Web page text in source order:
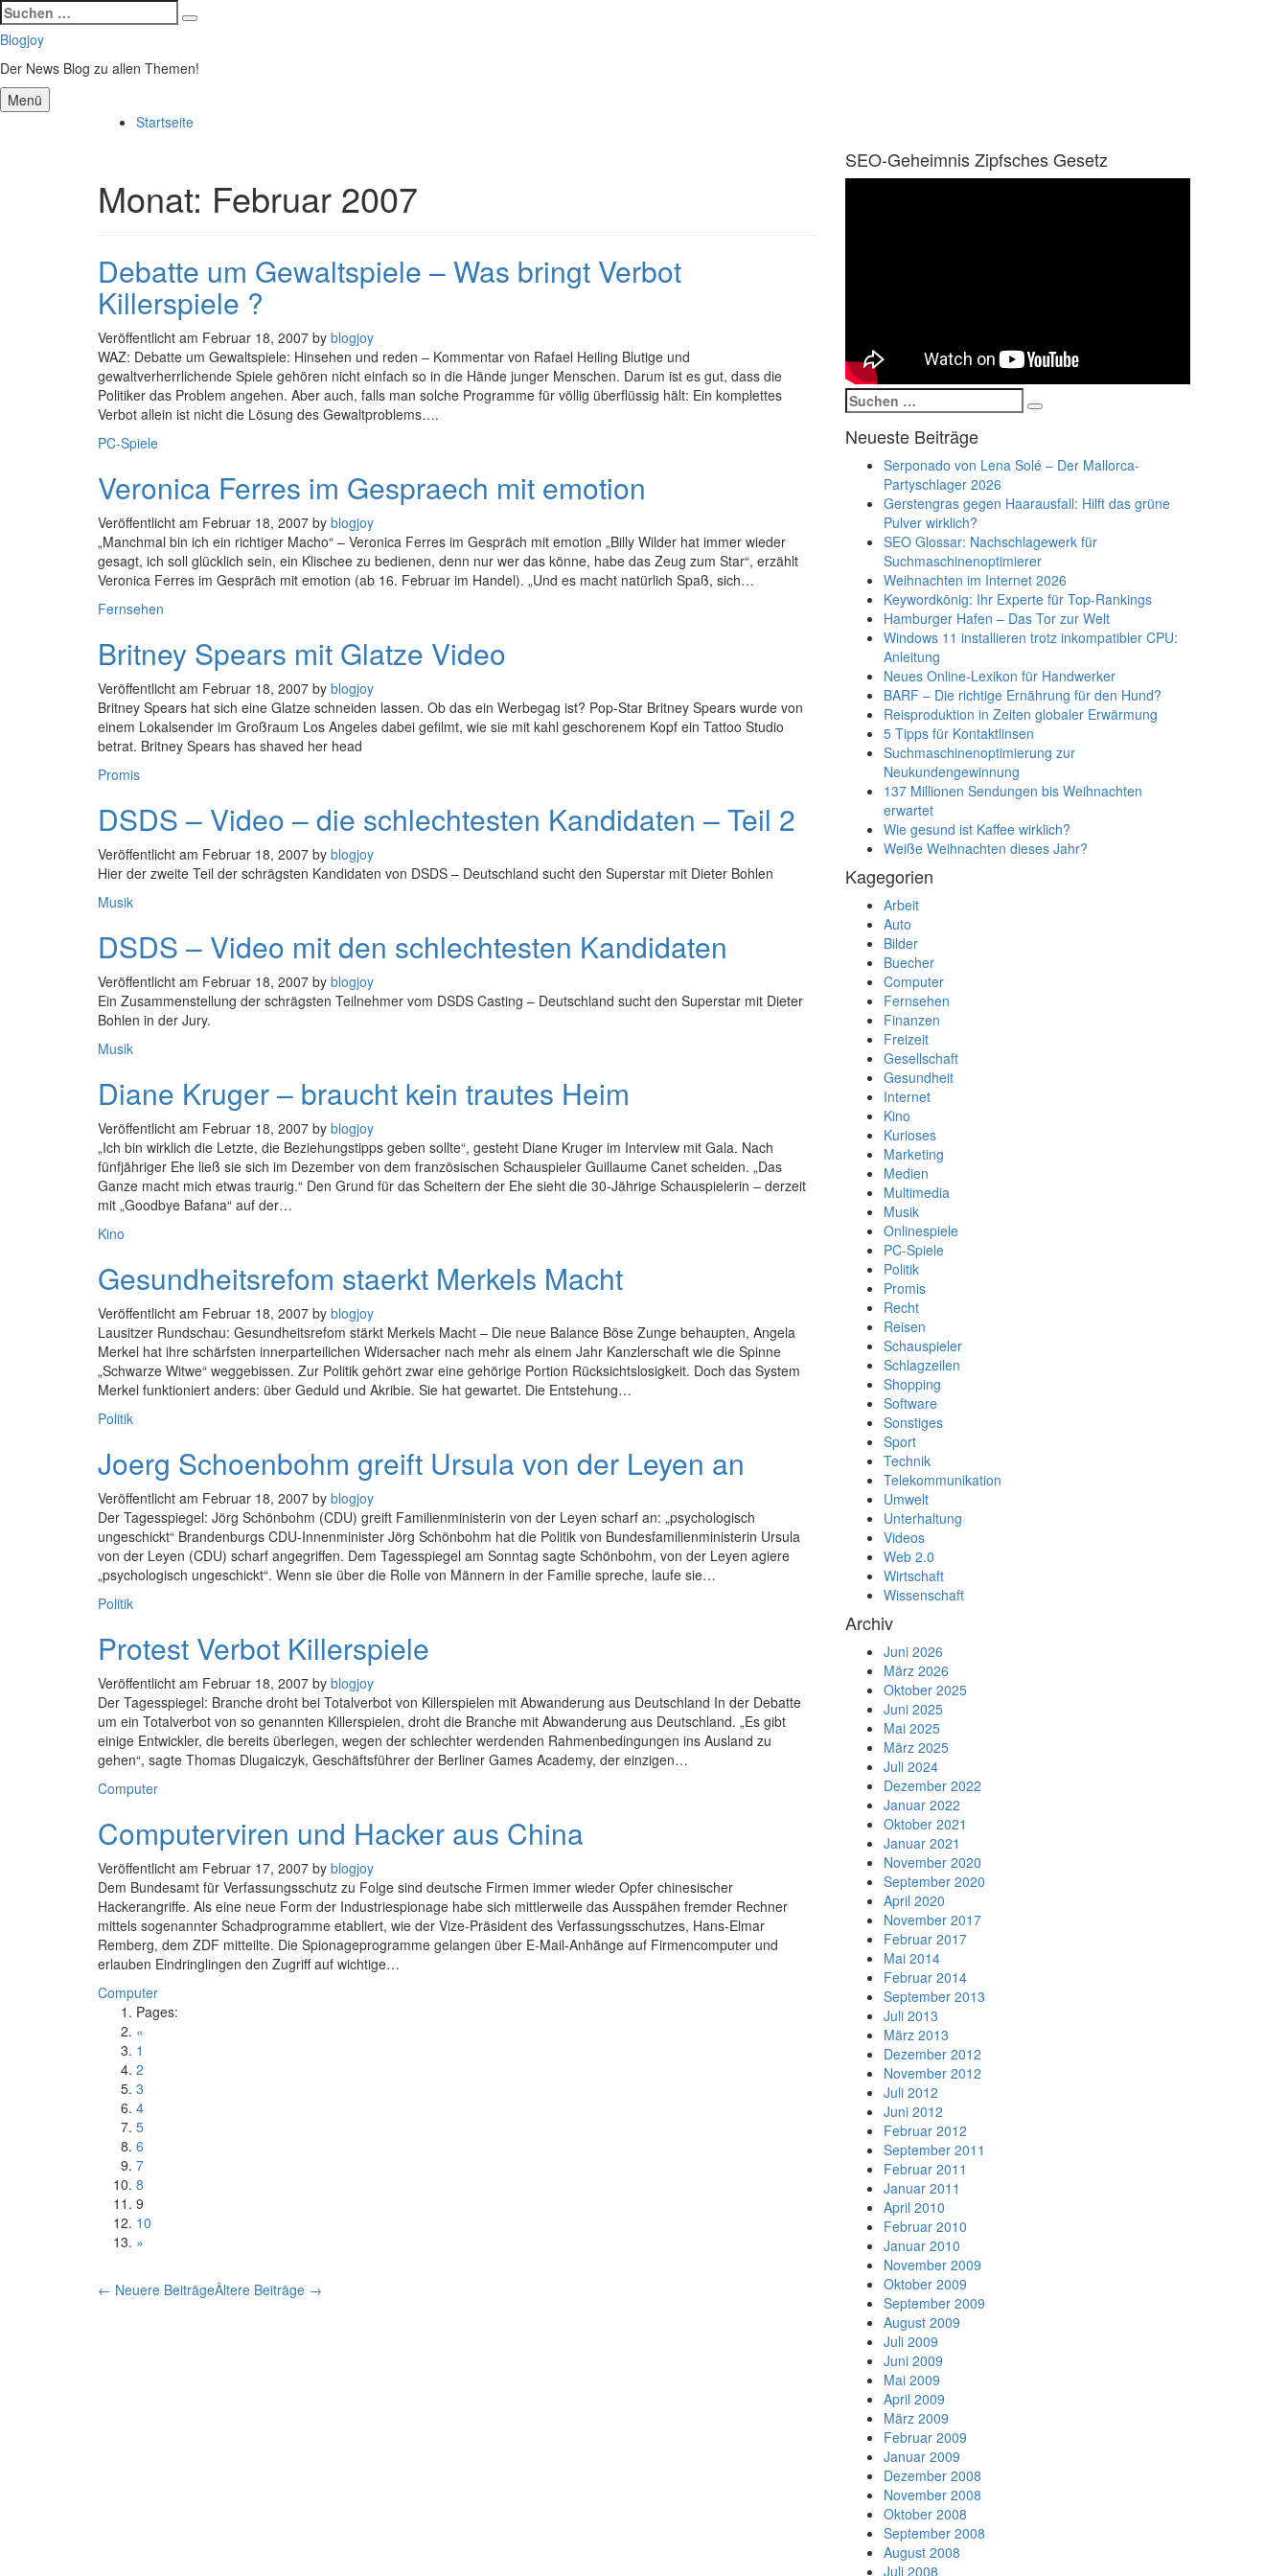
Suchen
nach:
Suchen
Zum
springen
Blogjoy
Der News Blog zu allen Themen!
Menü
Startseite
Monat: Februar 2007
Debatte um Gewaltspiele – Was bringt Verbot
Killerspiele ?
Veröffentlicht am Februar 18, 2007 by blogjoy
WAZ: Debatte um Gewaltspiele: Hinsehen und reden – Kommentar von Rafael Heiling Blutige und
gewaltverherrlichende Spiele gehören nicht einfach so in die Hände junger Menschen. Darum ist es gut, dass die
Politiker das Problem angehen. Aber auch, falls man solche Programme für völlig überflüssig hält: Ein komplettes
Verbot allein ist nicht die Lösung des Gewaltproblems….
Kategorien
PC-Spiele
Veronica Ferres im Gespraech mit emotion
Veröffentlicht am Februar 18, 2007 by blogjoy
„Manchmal bin ich ein richtiger Macho“ – Veronica Ferres im Gespräch mit emotion „Billy Wilder hat immer wieder
gesagt, ich soll glücklich sein, ein Klischee zu bedienen, denn nur wer das könne, habe das Zeug zum Star“, erzählt
Veronica Ferres im Gespräch mit emotion (ab 16. Februar im Handel). „Und es macht natürlich Spaß, sich…
Kategorien
Fernsehen
Britney Spears mit Glatze Video
Veröffentlicht am Februar 18, 2007 by blogjoy
Britney Spears hat sich eine Glatze schneiden lassen. Ob das ein Werbegag ist? Pop-Star Britney Spears wurde von
einem Lokalsender im Großraum Los Angeles dabei gefilmt, wie sie mit kahl geschorenem Kopf ein Tattoo Studio
betrat. Britney Spears has shaved her head
Kategorien
Promis
DSDS – Video – die schlechtesten Kandidaten – Teil 2
Veröffentlicht am Februar 18, 2007 by blogjoy
Hier der zweite Teil der schrägsten Kandidaten von DSDS – Deutschland sucht den Superstar mit Dieter Bohlen
Kategorien
Musik
DSDS – Video mit den schlechtesten Kandidaten
Veröffentlicht am Februar 18, 2007 by blogjoy
Ein Zusammenstellung der schrägsten Teilnehmer vom DSDS Casting – Deutschland sucht den Superstar mit Dieter
Bohlen in der Jury.
Kategorien
Musik
Diane Kruger – braucht kein trautes Heim
Veröffentlicht am Februar 18, 2007 by blogjoy
„Ich bin wirklich die Letzte, die Beziehungstipps geben sollte“, gesteht Diane Kruger im Interview mit Gala. Nach
fünfjähriger Ehe ließ sie sich im Dezember von dem französischen Schauspieler Guillaume Canet scheiden. „Das
Ganze macht mich etwas traurig.“ Den Grund für das Scheitern der Ehe sieht die 30-Jährige Schauspielerin – derzeit
mit „Goodbye Bafana“ auf der…
Kategorien
Kino
Gesundheitsrefom staerkt Merkels Macht
Veröffentlicht am Februar 18, 2007 by blogjoy
Lausitzer Rundschau: Gesundheitsrefom stärkt Merkels Macht – Die neue Balance Böse Zunge behaupten, Angela
Merkel hat ihre schärfsten innerparteilichen Widersacher nach mehr als einem Jahr Kanzlerschaft wie die Spinne
„Schwarze Witwe“ weggebissen. Zur Politik gehört zwar eine gehörige Portion Rücksichtslosigkeit. Doch das System
Merkel funktioniert anders: über Geduld und Akribie. Sie hat gewartet. Die Entstehung…
Kategorien
Politik
Joerg Schoenbohm greift Ursula von der Leyen an
Veröffentlicht am Februar 18, 2007 by blogjoy
Der Tagesspiegel: Jörg Schönbohm (CDU) greift Familienministerin von der Leyen scharf an: „psychologisch
ungeschickt“ Brandenburgs CDU-Innenminister Jörg Schönbohm hat die Politik von Bundesfamilienministerin Ursula
von der Leyen (CDU) scharf angegriffen. Dem Tagesspiegel am Sonntag sagte Schönbohm, von der Leyen agiere
„psychologisch ungeschickt“. Wenn sie über die Rolle von Männern in der Familie spreche, laufe sie…
Kategorien
Politik
Protest Verbot Killerspiele
Veröffentlicht am Februar 18, 2007 by blogjoy
Der Tagesspiegel: Branche droht bei Totalverbot von Killerspielen mit Abwanderung aus Deutschland In der Debatte
um ein Totalverbot von so genannten Killerspielen, droht die Branche mit Abwanderung aus Deutschland. „Es gibt
einige Entwickler, die bereits überlegen, wegen der schlechter werdenden Rahmenbedingungen ins Ausland zu
gehen“, sagte Thomas Dlugaiczyk, Geschäftsführer der Berliner Games Academy, der einzigen…
Kategorien
Computer
Computerviren und Hacker aus China
Veröffentlicht am Februar 17, 2007 by blogjoy
Dem Bundesamt für Verfassungsschutz zu Folge sind deutsche Firmen immer wieder Opfer chinesischer
Hackerangriffe. Als eine neue Form der Industriespionage habe sich mittlerweile das Ausspähen fremder Rechner
mittels sogenannter Schadprogramme etabliert, wie der Vize-Präsident des Verfassungsschutzes, Hans-Elmar
Remberg, dem ZDF mitteilte. Die Spionageprogramme gelangen über E-Mail-Anhänge auf Firmencomputer und
erlauben Eindringlingen den Zugriff auf wichtige…
Kategorien
Computer
Pages:
«
1
2
3
4
5
6
7
8
9
10
»
← Neuere BeiträgeÄltere Beiträge →
SEO-Geheimnis Zipfsches Gesetz
Suchen
nach:
Suchen
Neueste Beiträge
Serponado von Lena Solé – Der Mallorca-
Partyschlager 2026
Gerstengras gegen Haarausfall: Hilft das grüne
Pulver wirklich?
SEO Glossar: Nachschlagewerk für
Suchmaschinenoptimierer
Weihnachten im Internet 2026
Keywordkönig: Ihr Experte für Top-Rankings
Hamburger Hafen – Das Tor zur Welt
Windows 11 installieren trotz inkompatibler CPU:
Anleitung
Neues Online-Lexikon für Handwerker
BARF – Die richtige Ernährung für den Hund?
Reisproduktion in Zeiten globaler Erwärmung
5 Tipps für Kontaktlinsen
Suchmaschinenoptimierung zur
Neukundengewinnung
137 Millionen Sendungen bis Weihnachten
erwartet
Wie gesund ist Kaffee wirklich?
Weiße Weihnachten dieses Jahr?
Kagegorien
Arbeit
Auto
Bilder
Buecher
Computer
Fernsehen
Finanzen
Freizeit
Gesellschaft
Gesundheit
Internet
Kino
Kurioses
Marketing
Medien
Multimedia
Musik
Onlinespiele
PC-Spiele
Politik
Promis
Recht
Reisen
Schauspieler
Schlagzeilen
Shopping
Software
Sonstiges
Sport
Technik
Telekommunikation
Umwelt
Unterhaltung
Videos
Web 2.0
Wirtschaft
Wissenschaft
Archiv
Juni 2026
März 2026
Oktober 2025
Juni 2025
Mai 2025
März 2025
Juli 2024
Dezember 2022
Januar 2022
Oktober 2021
Januar 2021
November 2020
September 2020
April 2020
November 2017
Februar 2017
Mai 2014
Februar 2014
September 2013
Juli 2013
März 2013
Dezember 2012
November 2012
Juli 2012
Juni 2012
Februar 2012
September 2011
Februar 2011
Januar 2011
April 2010
Februar 2010
Januar 2010
November 2009
Oktober 2009
September 2009
August 2009
Juli 2009
Juni 2009
Mai 2009
April 2009
März 2009
Februar 2009
Januar 2009
Dezember 2008
November 2008
Oktober 2008
September 2008
August 2008
Juli 2008